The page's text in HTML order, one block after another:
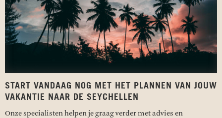
START VANDAAG NOG MET HET PLANNEN VAN JOUW
VAKANTIE NAAR DE SEYCHELLEN
Onze specialisten helpen je graag verder met advies en